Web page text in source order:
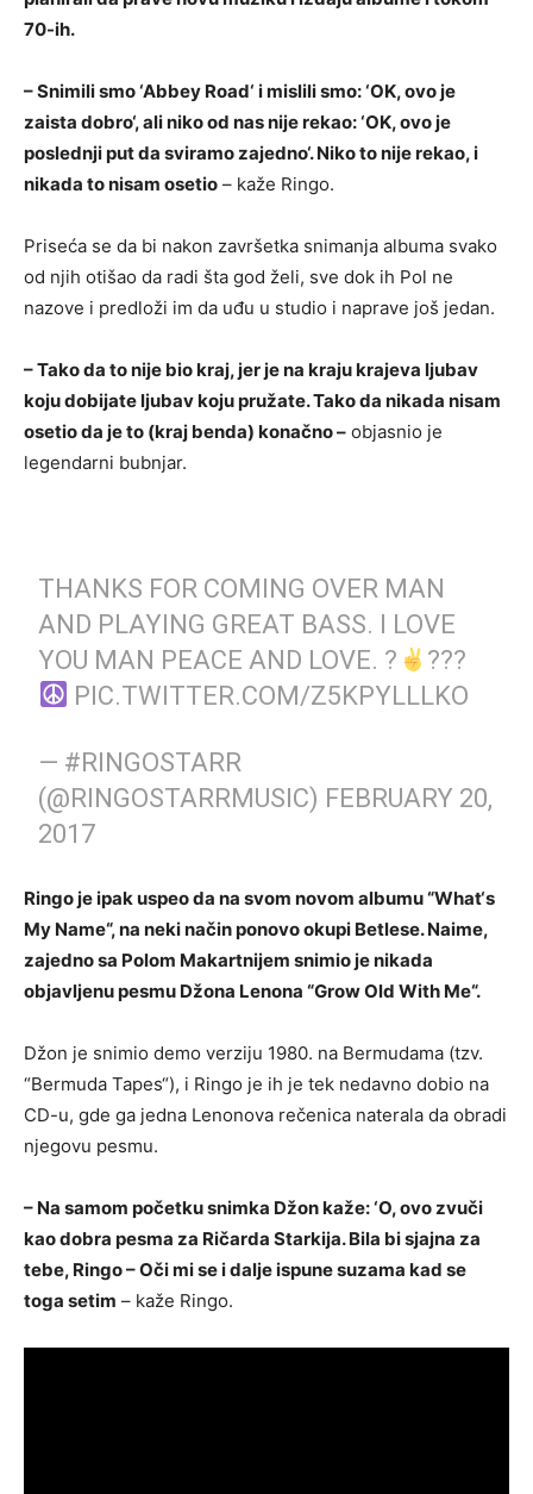
70-ih.
– Snimili smo ‘Abbey Road‘ i mislili smo: ‘OK, ovo je
zaista dobro‘, ali niko od nas nije rekao: ‘OK, ovo je
poslednji put da sviramo zajedno‘. Niko to nije rekao, i
nikada to nisam osetio – kaže Ringo.
Priseća se da bi nakon završetka snimanja albuma svako
od njih otišao da radi šta god želi, sve dok ih Pol ne
nazove i predloži im da uđu u studio i naprave još jedan.
– Tako da to nije bio kraj, jer je na kraju krajeva ljubav
koju dobijate ljubav koju pružate. Tako da nikada nisam
osetio da je to (kraj benda) konačno – objasnio je
legendarni bubnjar.
THANKS FOR COMING OVER MAN
AND PLAYING GREAT BASS. I LOVE
YOU MAN PEACE AND LOVE. ?
???
PIC.TWITTER.COM/Z5KPYLLLKO
— #RINGOSTARR
(@RINGOSTARRMUSIC) FEBRUARY 20,
2017
Ringo je ipak uspeo da na svom novom albumu “What‘s
My Name“, na neki način ponovo okupi Betlese. Naime,
zajedno sa Polom Makartnijem snimio je nikada
objavljenu pesmu Džona Lenona “Grow Old With Me“.
Džon je snimio demo verziju 1980. na Bermudama (tzv.
“Bermuda Tapes“), i Ringo je ih je tek nedavno dobio na
CD-u, gde ga jedna Lenonova rečenica naterala da obradi
njegovu pesmu.
– Na samom početku snimka Džon kaže: ‘O, ovo zvuči
kao dobra pesma za Ričarda Starkija. Bila bi sjajna za
tebe, Ringo – Oči mi se i dalje ispune suzama kad se
toga setim – kaže Ringo.